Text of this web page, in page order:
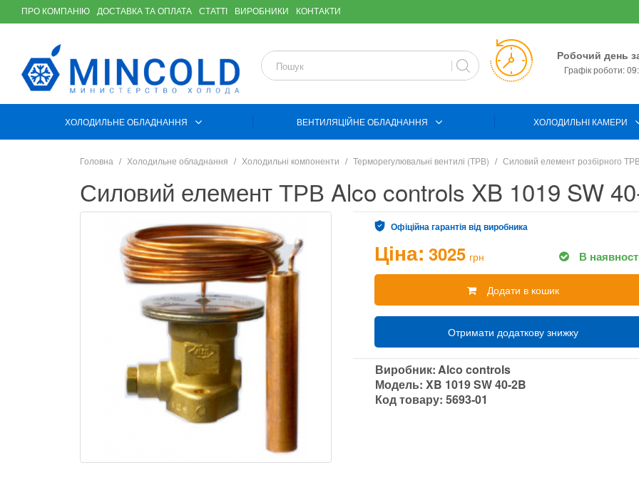
ПРО КОМПАНІЮ ДОСТАВКА ТА ОПЛАТА СТАТТІ ВИРОБНИКИ КОНТАКТИ
Робочий день
Графік роботи:
ХОЛОДИЛЬНЕ ОБЛАДНАННЯ ВЕНТИЛЯЦІЙНЕ ОБЛАДНАННЯ ХОЛОДИЛЬНІ КАМЕРИ
Головна Холодильне обладнання Холодильні компоненти Терморегулювальні вентилі (ТРВ) Силовий елемент розбірного
Силовий елемент ТРВ Alco controls XB 1019 SW
Офіційна гарантія від виробника
Ціна: 3025 грн В
Додати в кошик
Отримати додаткову знижку
Виробник:Alco controls
Модель:XB 1019 SW 40-2B
Код товару:5693-01